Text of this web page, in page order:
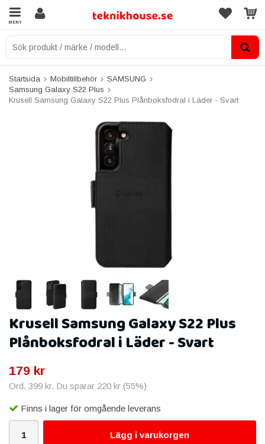
MENY
Startsida Mobiltillbehör
SAMSUNG
Samsung Galaxy S22 Plus
Krusell Samsung Galaxy S22 Plus Plånboksfodral i Läder - Svart
Krusell Samsung Galaxy S22 Plus
Plånboksfodral i Läder - Svart
179 kr
Ord. 399 kr. Du sparar 220 kr (55%)
Finns i lager för omgående leverans
Lägg i varukorgen